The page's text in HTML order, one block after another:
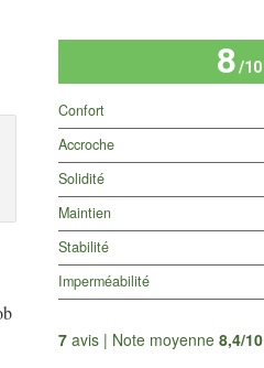
8/10
Confort
Accroche
Solidité
Maintien
Stabilité
Imperméabilité
7 avis | Note moyenne8,4/10